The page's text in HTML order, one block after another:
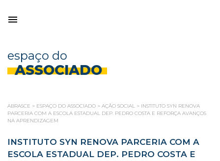
espaço do
ASSOCIADO
ABRASCE > ESPAÇO DO ASSOCIADO > AÇÃO SOCIAL > INSTITUTO SYN RENOVA
PARCERIA COM A ESCOLA ESTADUAL DEP. PEDRO COSTA E REFORÇA AVANÇOS
NA APRENDIZAGEM
INSTITUTO SYN RENOVA PARCERIA COM A
ESCOLA ESTADUAL DEP. PEDRO COSTA E